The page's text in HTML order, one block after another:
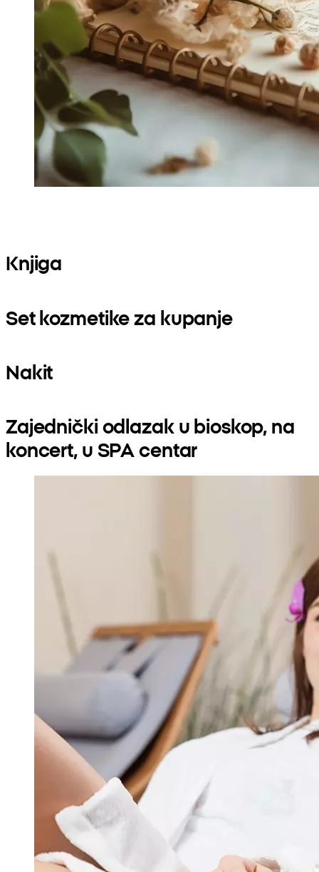
Knjiga
Set kozmetike za kupanje
Nakit
Zajednički odlazak u bioskop, na
koncert, u SPA centar